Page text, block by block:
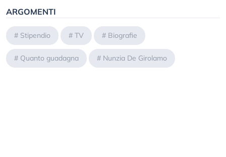
ARGOMENTI
# Stipendio # TV # Biografie
# Quanto guadagna # Nunzia De Girolamo